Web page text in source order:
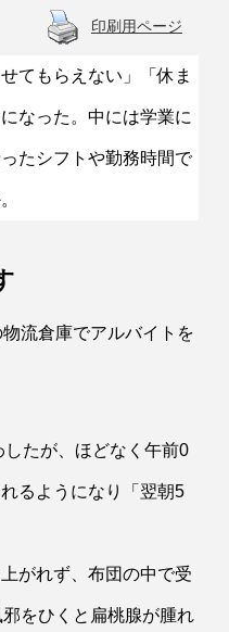
印刷用ページ
てもらえない」「休ま
なった。中には学業に
たシフトや勤務時間で
流倉庫でアルバイトを
たが、ほどなく午前0
るようになり「翌朝5
がれず、布団の中で受
をひくと扁桃腺が腫れ
レーター向け契約書の「ひ
報酬や著作権巡るトラブルを